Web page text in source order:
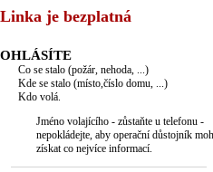
Linka je bezplatná
OHLÁSÍTE
Co se stalo (požár, nehoda, ...)
Kde se stalo (místo,číslo domu, ...)
Kdo volá.
Jméno volajícího - zůstaňte u telefonu -
nepokládejte, aby operační důstojník
získat co nejvíce informací.